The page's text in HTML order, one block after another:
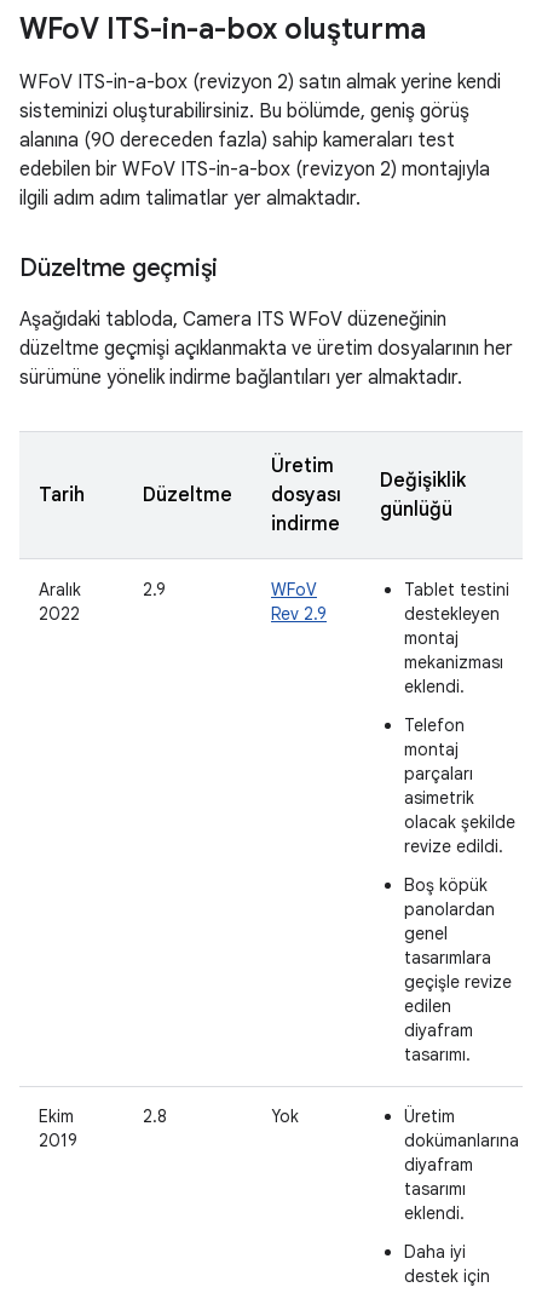
WFoV ITS-in-a-box oluşturma
WFoV ITS-in-a-box (revizyon 2) satın almak yerine kendi
sisteminizi oluşturabilirsiniz. Bu bölümde, geniş görüş
alanına (90 dereceden fazla) sahip kameraları test
edebilen bir WFoV ITS-in-a-box (revizyon 2) montajıyla
ilgili adım adım talimatlar yer almaktadır.
Düzeltme geçmişi
Aşağıdaki tabloda, Camera ITS WFoV düzeneğinin
düzeltme geçmişi açıklanmakta ve üretim dosyalarının her
sürümüne yönelik indirme bağlantıları yer almaktadır.
Tarih Düzeltme
Üretim
dosyası
indirme
Değişiklik
günlüğü
Aralık
2022
2.9
WFoV
Rev 2.9
Tablet testini
destekleyen
montaj
mekanizması
eklendi.
Telefon
montaj
parçaları
asimetrik
olacak şekilde
revize edildi.
Boş köpük
panolardan
genel
tasarımlara
geçişle revize
edilen
diyafram
tasarımı.
Ekim
2019
2.8 Yok
Üretim
dokümanlarına
diyafram
tasarımı
eklendi.
Daha iyi
destek için